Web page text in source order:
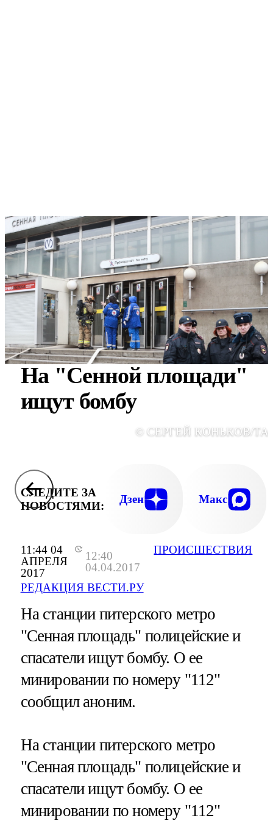
11:44 04
АПРЕЛЯ
2017
12:40
04.04.2017
РЕДАКЦИЯ ВЕСТИ.РУ
ПРОИСШЕСТВИЯ
На "Сенной площади"
ищут бомбу
© СЕРГЕЙ КОНЬКОВ/
СЛЕДИТЕ ЗА
НОВОСТЯМИ:
Дзен Макс
На станции питерского метро
"Сенная площадь" полицейские и
спасатели ищут бомбу. О ее
минировании по номеру "112"
сообщил аноним.
На станции питерского метро
"Сенная площадь" полицейские и
спасатели ищут бомбу. О ее
минировании по номеру "112"